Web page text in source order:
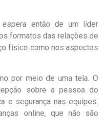
então de um líder
formatos das relações de
físico como nos aspectos
por meio de uma tela. O
sobre a pessoa do
e segurança nas equipes.
online, que não são